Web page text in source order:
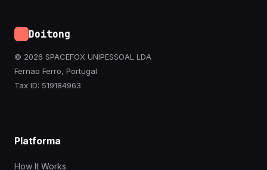
Doitong
© 2026 SPACEFOX UNIPESSOAL LDA
Fernao Ferro, Portugal
Tax ID: 519184963
Platforma
How It Works